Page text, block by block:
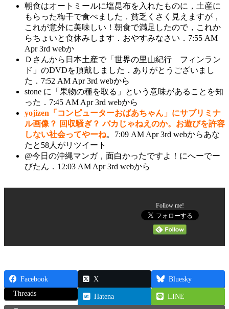
朝食はオートミールに塩昆布を入れたものに，土産に
もらった梅干で食べました．貧乏くさく見えますが，
これが意外に美味しい！朝食で満足したので，これか
らちょいと食休みします．おやすみなさい．7:55 AM
Apr 3rd webか
Ｄさんから日本土産で「世界の里山紀行 フィンラン
ド」のDVDを頂戴しました．ありがとうございまし
た．7:52 AM Apr 3rd webから
stone に「果物の種を取る」という意味があることを知
った．7:45 AM Apr 3rd webから
yojizen「コンピューターおばあちゃん」にサブリミナ
ル画像？ 回収騒ぎ？ バカじゃねえのか。お遊びを許容
しない社会ってやーね。7:09 AM Apr 3rd webからあな
たと58人がリツイート
@今日の沖縄マンガ，面白かったですよ！にへーでー
びたん．12:03 AM Apr 3rd webから
Follow me!
Facebook X
Bluesky
Threads
Hatena
LINE